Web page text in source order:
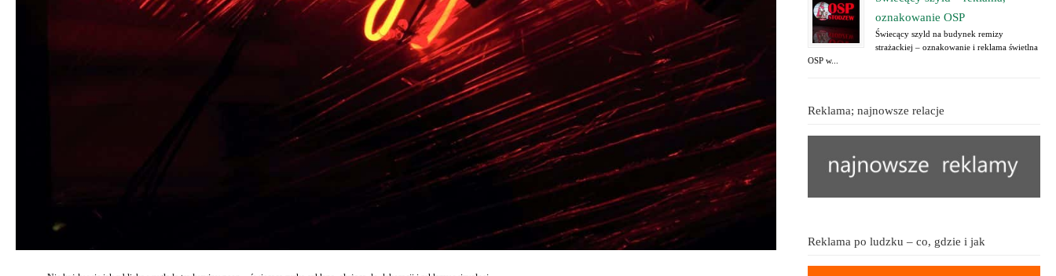
oznakowanie OSP
Świecący szyld na budynek remizy
strażackiej – oznakowanie i reklama świetlna
OSP w...
Reklama; najnowsze relacje
Reklama po ludzku – co, gdzie i jak